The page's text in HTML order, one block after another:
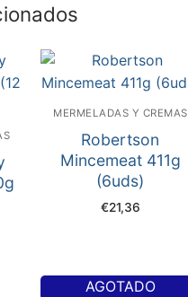
MERMELADAS Y CREMAS
Robertson
Mincemeat 411g
(6uds)
€21,36
AGOTADO